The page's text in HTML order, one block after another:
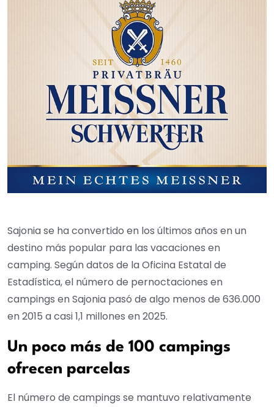
Sajonia se ha convertido en los últimos años en un
destino más popular para las vacaciones en
camping. Según datos de la Oficina Estatal de
Estadística, el número de pernoctaciones en
campings en Sajonia pasó de algo menos de 636.000
en 2015 a casi 1,1 millones en 2025.
Un poco más de 100 campings
ofrecen parcelas
El número de campings se mantuvo relativamente